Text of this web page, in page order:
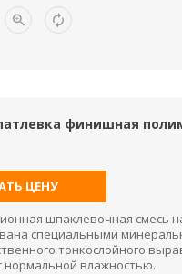
финишная
ЦЕНУ
шпаклевочная смесь
специальными
тонкослойного
влажностью.